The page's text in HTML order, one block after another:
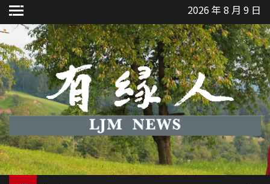
Skip
to
content
2026 年 8 月 9 日